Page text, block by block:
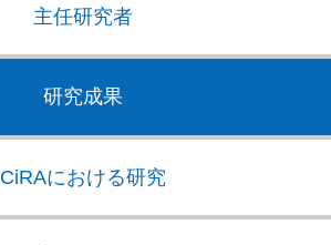
主任研究者
研究成果
CiRAにおける研究